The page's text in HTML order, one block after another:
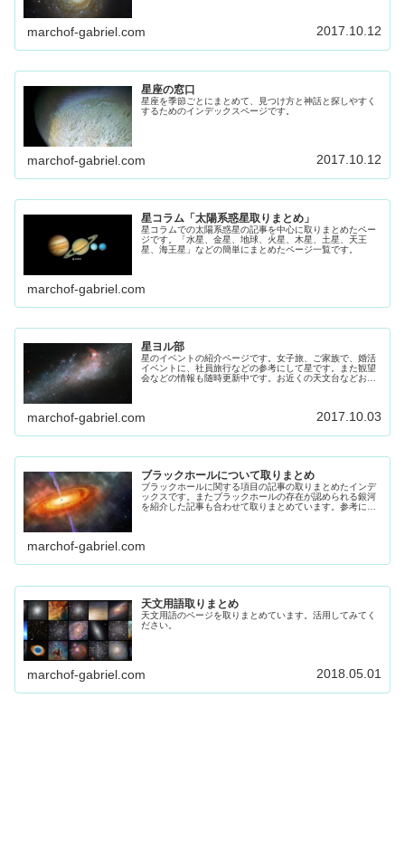
marchof-gabriel.com 2017.10.12
星座の窓口
星座を季節ごとにまとめて、見つけ方と神話と探しやすく
するためのインデックスページです。
marchof-gabriel.com 2017.10.12
星コラム「太陽系惑星取りまとめ」
星コラムでの太陽系惑星の記事を中心に取りまとめたペー
ジです。「水星、金星、地球、火星、木星、土星、天王
星、海王星」などの簡単にまとめたページ一覧です。
marchof-gabriel.com
星ヨル部
星のイベントの紹介ページです。女子旅、ご家族で、婚活
イベントに、社員旅行などの参考にして星です。また観望
会などの情報も随時更新中です。お近くの天文台などお出
marchof-gabriel.com 2017.10.03
ブラックホールについて取りまとめ
ブラックホールに関する項目の記事の取りまとめたインデ
ックスです。またブラックホールの存在が認められる銀河
を紹介した記事も合わせて取りまとめています。参考にし
marchof-gabriel.com
天文用語取りまとめ
天文用語のページを取りまとめています。活用してみてく
ださい。
marchof-gabriel.com 2018.05.01